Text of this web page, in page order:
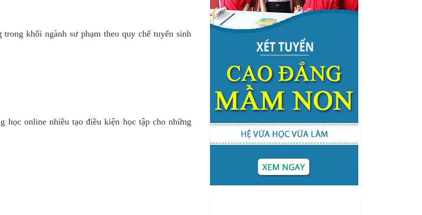
khối ngành sư phạm theo quy chế tuyển sinh
online nhiều tạo điều kiện học tập cho những